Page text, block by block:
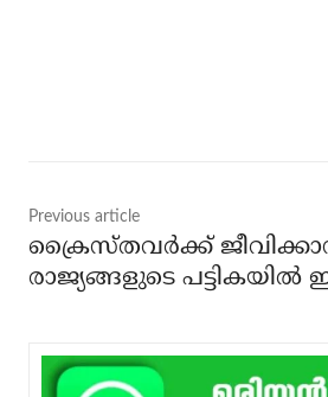
Previous article
ക്രൈസ്തവര്‍ക്ക്
രാജ്യങ്ങളുടെ പട്ടികയില്‍